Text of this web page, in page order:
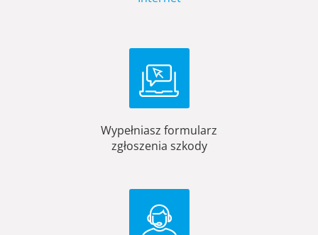
Wypełniasz formularz
zgłoszenia szkody